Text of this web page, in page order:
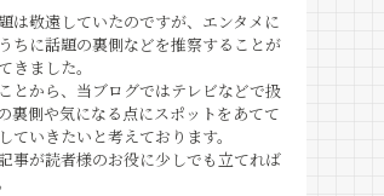
は敬遠していたのですが、エンタメに
ちに話題の裏側などを推察することが
きました。
とから、当ブログではテレビなどで扱
裏側や気になる点にスポットをあてて
ていきたいと考えております。
事が読者様のお役に少しでも立てれば